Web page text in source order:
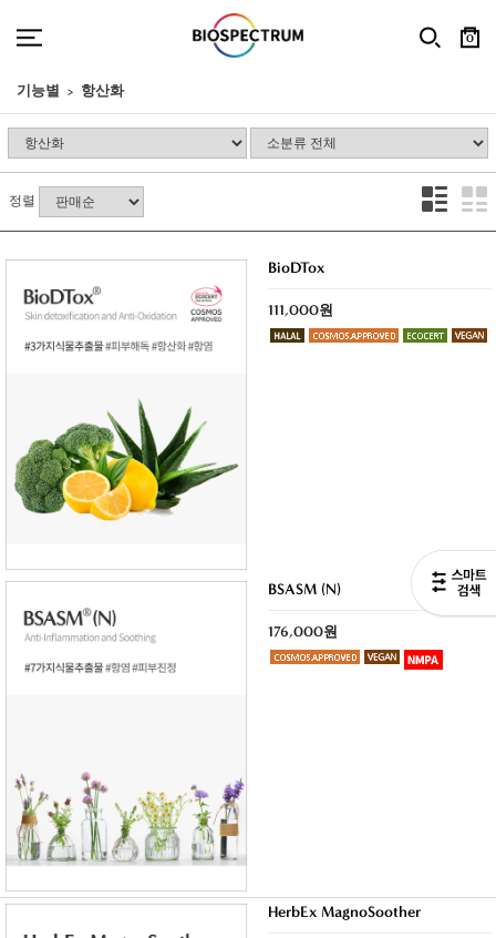
0
기능별 항산화
정렬
BioDTox
111,000원
BSASM (N)
176,000원
HerbEx MagnoSoother